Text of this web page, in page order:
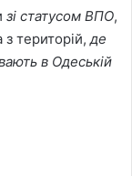
зі статусом ВПО,
з територій,де
в Одеській